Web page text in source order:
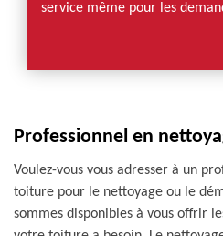
service même pour les
Professionnel en
Voulez-vous vous adresser à un
toiture pour le nettoyage ou le
sommes disponibles à vous offrir